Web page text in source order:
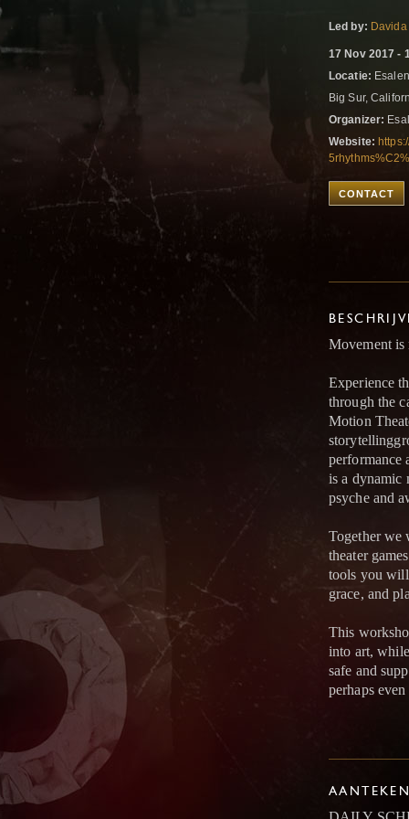
Led by:
17 Nov 2017 -
Locatie:
Big Sur,
Organizer:
Website:
CONTACT
Movement
Experience
through the
Motion
performance
is a dynamic
psyche and
Together we
theater
tools you
grace, and
This
into art,
safe and
perhaps